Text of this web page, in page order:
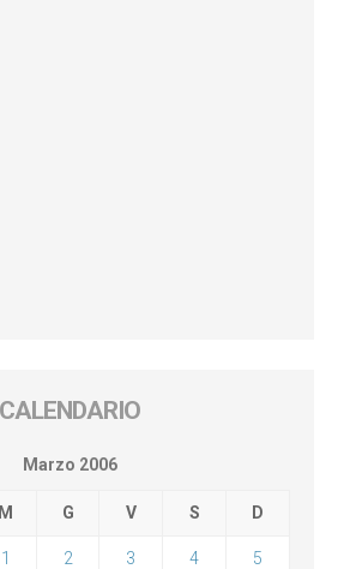
CALENDARIO
Marzo 2006
M G V S D
1 2 3 4 5